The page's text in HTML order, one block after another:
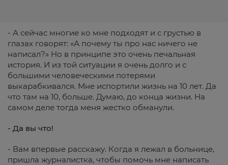
- А сейчас многие ко мне подходят и с грустью в
глазах говорят: «А почему ты про нас ничего не
написал?» Но в принципе это очень печальная
история. И из той ситуации я очень долго и с
большими человеческими потерями
выкарабкивался. Мне испортили жизнь на 10 лет. Да
что там на 10, больше. Думаю, до конца жизни. На
самом деле тогда меня жестко обманули.
- Да вы что!
- Вам впервые расскажу. Когда я лежал в больнице,
пришла журналистка, чтобы помочь мне написать